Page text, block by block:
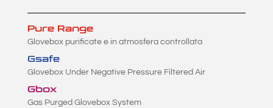
Pure Range
Glovebox purificate e in atmosfera controllata
Gsafe
Glovebox Under Negative Pressure Filtered Air
Gbox
Gas Purged Glovebox System